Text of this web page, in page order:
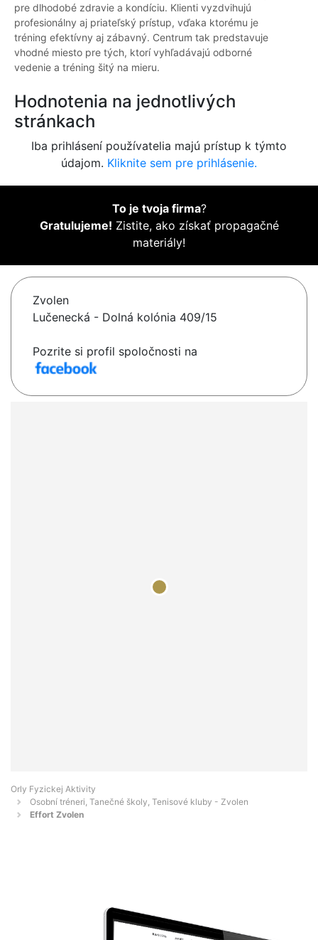
pre dlhodobé zdravie a kondíciu. Klienti vyzdvihujú
profesionálny aj priateľský prístup, vďaka ktorému je
tréning efektívny aj zábavný. Centrum tak predstavuje
vhodné miesto pre tých, ktorí vyhľadávajú odborné
vedenie a tréning šitý na mieru.
Hodnotenia na jednotlivých
stránkach
Iba prihlásení používatelia majú prístup k týmto
údajom. Kliknite sem pre prihlásenie.
To je tvoja firma?
Gratulujeme! Zistite, ako získať propagačné
materiály!
Zvolen
Lučenecká - Dolná kolónia 409/15
Pozrite si profil spoločnosti na
Orly Fyzickej Aktivity
Osobní tréneri, Tanečné školy, Tenisové kluby - Zvolen
Effort Zvolen